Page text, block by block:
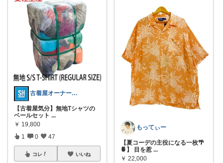
古着屋オーナーが選ぶROOM
【古着屋気分】無地Tシャツの
ベールセット ...
￥ 19,800
1 0 47
コレ いいね
もってぃー
【夏コーデの主役になる一枚🌴
🍍】 目を惹 ...
￥ 22,000